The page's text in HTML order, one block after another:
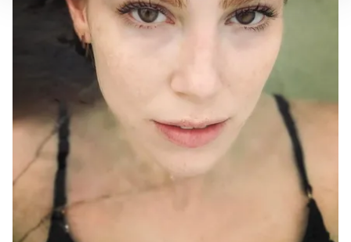
Her halükârda, kullanıcılar, bu çerezlere izin vermedikleri
takdirde, kullanıcılara hedefli reklamlar
gösterilmeyecektir."
Sizlere daha iyi bir hizmet sunabilmek için İnternet
Sitemizde kendimize ve üçüncü kişilere ait çerezler
kullanılmaktadır. Bu çerezler vasıtasıyla çeşitli kişisel
verileriniz işlenmekte olup gerekli olan çerezler bilgi
toplumu hizmetlerinin sunulması amacıyla
kullanılmaktadır. Diğer çerezler, sitemizin daha işlevsel
kılınması ve kişiselleştirilmesi ve sizlere yönelik
reklam/pazarlama faaliyetlerinin yapılması, amaçlarıyla
sınırlı olarak açık rızanız dahilinde kullanılacaktır.